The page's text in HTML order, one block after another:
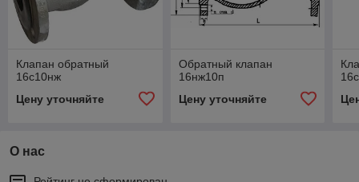
Клапан обратный
16с10нж
Цену уточняйте
Обратный клапан
16нж10п
Цену уточняйте
О нас